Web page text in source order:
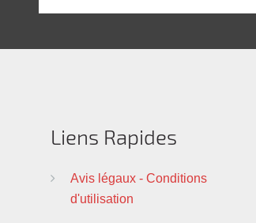
Liens Rapides
Avis légaux - Conditions
d'utilisation